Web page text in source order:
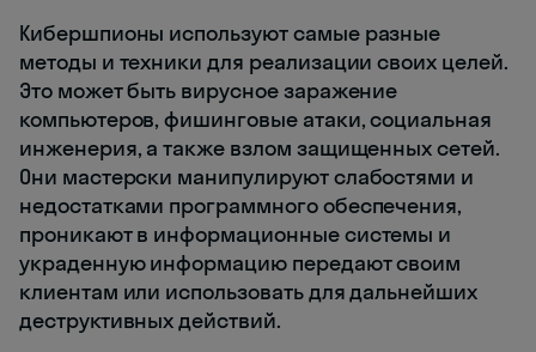
Кибершпионы используют самые разные
методы и техники для реализации своих целей.
Это может быть вирусное заражение
компьютеров, фишинговые атаки, социальная
инженерия, а также взлом защищенных сетей.
Они мастерски манипулируют слабостями и
недостатками программного обеспечения,
проникают в информационные системы и
украденную информацию передают своим
клиентам или использовать для дальнейших
деструктивных действий.